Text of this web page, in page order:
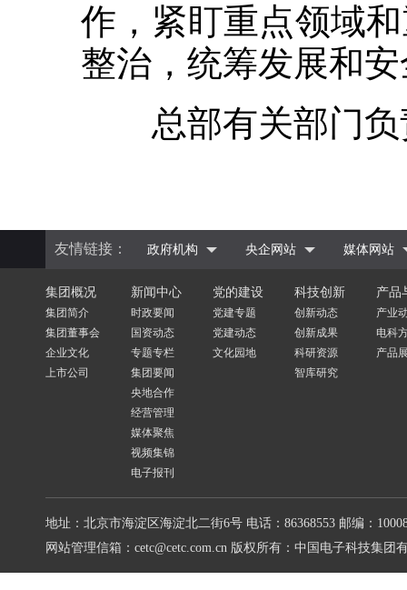
作，紧盯重点领域
整治，统筹发展和
总部有关部门负
友情链接： 政府机构 央企网站 媒体网站
集团概况
集团简介
集团董事会
企业文化
上市公司
新闻中心
时政要闻
国资动态
专题专栏
集团要闻
央地合作
经营管理
媒体聚焦
视频集锦
电子报刊
党的建设
党建专题
党建动态
文化园地
科技创新
创新动态
创新成果
科研资源
智库研究
产品
产业
电科
产品
地址：北京市海淀区海淀北二街6号 电话：86368553 邮编：
网站管理信箱：cetc@cetc.com.cn 版权所有：中国电子科技集团